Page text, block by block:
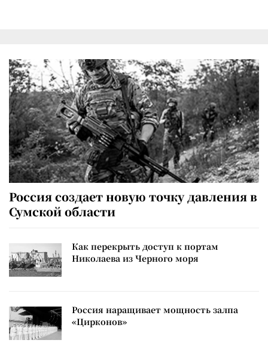
Россия создает новую точку давления в
Сумской области
Как перекрыть доступ к портам
Николаева из Черного моря
Россия наращивает мощность залпа
«Цирконов»